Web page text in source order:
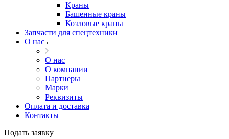
Краны
Башенные краны
Козловые краны
Запчасти для спецтехники
О нас
О нас
О компании
Партнеры
Марки
Реквизиты
Оплата и доставка
Контакты
Подать заявку